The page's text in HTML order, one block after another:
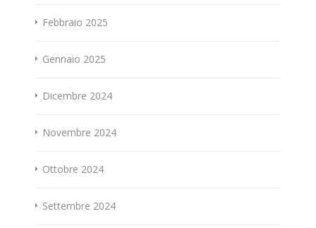
Febbraio 2025
Gennaio 2025
Dicembre 2024
Novembre 2024
Ottobre 2024
Settembre 2024